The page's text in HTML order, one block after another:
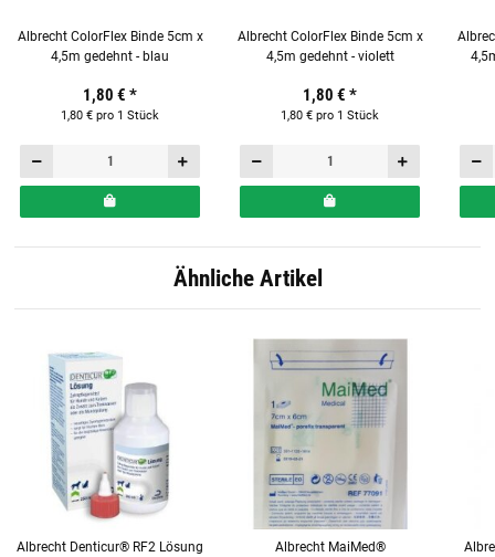
Albrecht ColorFlex Binde 5cm x
4,5m gedehnt - blau
1,80 € *
1,80 € pro 1 Stück
Albrecht ColorFlex Binde 5cm x
4,5m gedehnt - violett
1,80 € *
1,80 € pro 1 Stück
Ähnliche Artikel
Albrecht Denticur® RF2 Lösung
Albrecht MaiMed®